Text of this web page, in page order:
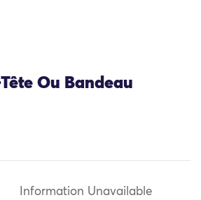
Ou Bandeau
Information Unavailable